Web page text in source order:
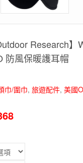
Research】
防風保暖護耳帽
巾/圍巾, 旅遊配件, 美國